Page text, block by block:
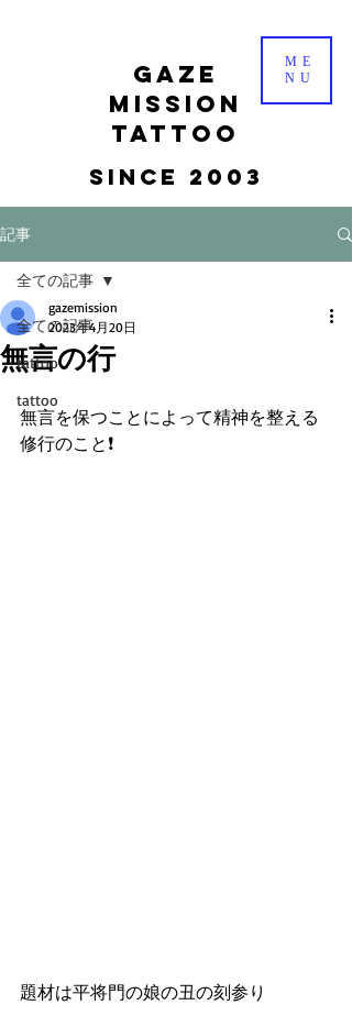
gaze
mission
tattoo
Since 2003
ME
NU
記事
全ての記事
tattoo
tattoo
全ての記事
無言の行
gazemission
2023年4月20日
無言を保つことによって精神を整える
修行のこと❗️
題材は平将門の娘の丑の刻参り